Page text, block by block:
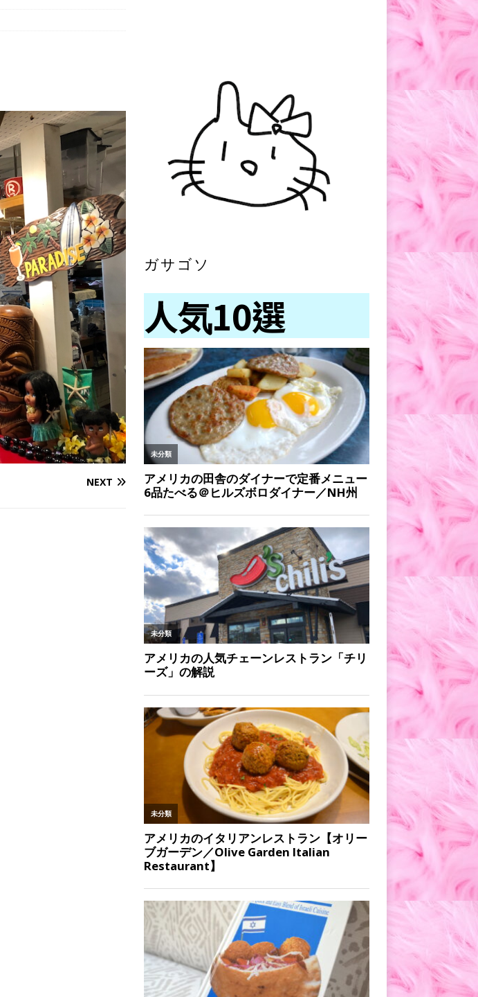
NEXT
ガサゴソ
人気10選